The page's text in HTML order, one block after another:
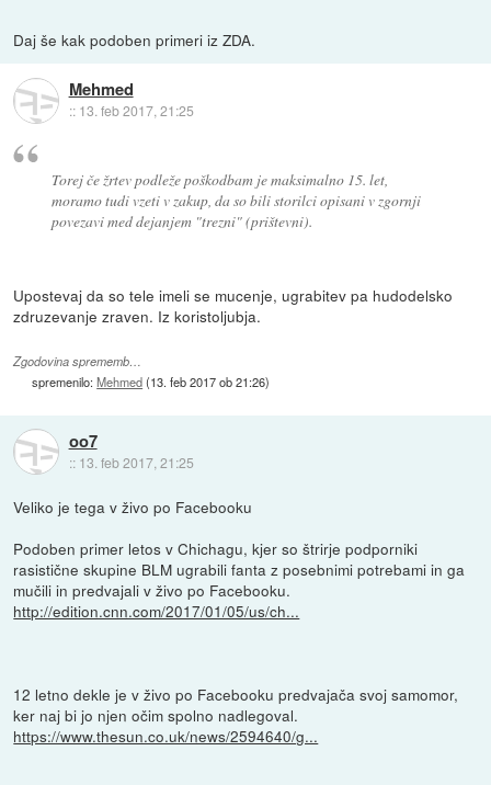
Daj še kak podoben primeri iz ZDA.
Mehmed
:: 13. feb 2017, 21:25
Torej če žrtev podleže poškodbam je maksimalno 15. let,
moramo tudi vzeti v zakup, da so bili storilci opisani v zgornji
povezavi med dejanjem "trezni" (prištevni).
Upostevaj da so tele imeli se mucenje, ugrabitev pa hudodelsko
zdruzevanje zraven. Iz koristoljubja.
Zgodovina sprememb…
spremenilo:Mehmed(13. feb 2017 ob 21:26)
oo7
:: 13. feb 2017, 21:25
Veliko je tega v živo po Facebooku
Podoben primer letos v Chichagu, kjer so štrirje podporniki
rasistične skupine BLM ugrabili fanta z posebnimi potrebami in ga
mučili in predvajali v živo po Facebooku.
http://edition.cnn.com/2017/01/05/us/ch...
12 letno dekle je v živo po Facebooku predvajača svoj samomor,
ker naj bi jo njen očim spolno nadlegoval.
https://www.thesun.co.uk/news/2594640/g...